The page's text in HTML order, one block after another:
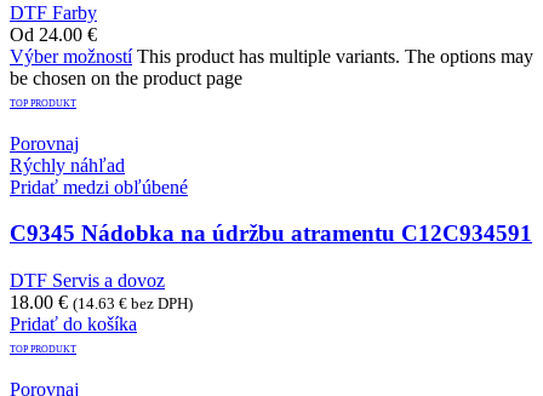
DTF Farby
Od 24.00 €
Výber možnostíThis product has multiple variants. The options may
be chosen on the product page
TOP PRODUKT
Porovnaj
Rýchly náhľad
Pridať medzi obľúbené
C9345 Nádobka na údržbu atramentu C12C934591
DTF Servis a dovoz
18.00 € (14.63 € bez DPH)
Pridať do košíka
TOP PRODUKT
Porovnaj